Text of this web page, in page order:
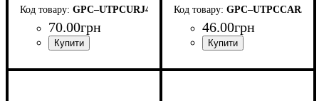
GPC–UTPCURJ45–1BE
70.00грн 46.00грн